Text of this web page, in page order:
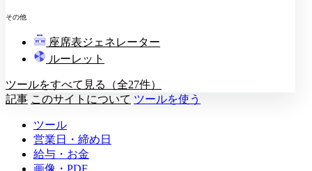
その他
教壇
座席表ジェネレーター
ルーレット
ツールをすべて見る（全27件）
記事 このサイトについて ツールを使う
ツール
営業日・締め日
給与・お金
画像・PDF